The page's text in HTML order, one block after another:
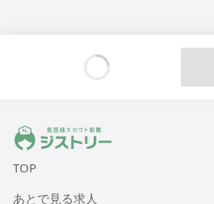
医療施設型ホスピス 医心館秋田
秋田県秋田市広面字大巻59
医療施設型ホスピス 医心館八事南山
愛知県名古屋市昭和区南山町22-11
神奈川県横浜市港北区菊名六丁目20-42
ジストリー 看護師の転職マッチング
TOP
あとで見る求人